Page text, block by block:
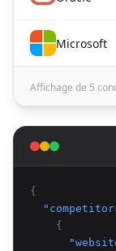
Microsoft
Affichage de 5
{
{